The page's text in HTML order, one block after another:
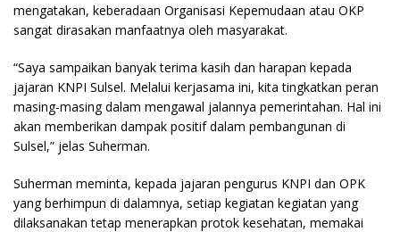
mengatakan, keberadaan Organisasi Kepemudaan atau OKP
sangat dirasakan manfaatnya oleh masyarakat.
“Saya sampaikan banyak terima kasih dan harapan kepada
jajaran KNPI Sulsel. Melalui kerjasama ini, kita tingkatkan peran
masing-masing dalam mengawal jalannya pemerintahan. Hal ini
akan memberikan dampak positif dalam pembangunan di
Sulsel,” jelas Suherman.
Suherman meminta, kepada jajaran pengurus KNPI dan OPK
yang berhimpun di dalamnya, setiap kegiatan kegiatan yang
dilaksanakan tetap menerapkan protok kesehatan, memakai